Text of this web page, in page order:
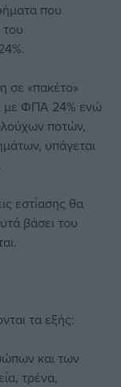
που
του
«πακέτο»
με ΦΠΑ 24% ενώ
ποτών,
υπάγεται
εστίασης θα
βάσει του
τα εξής:
και των
τρένα,